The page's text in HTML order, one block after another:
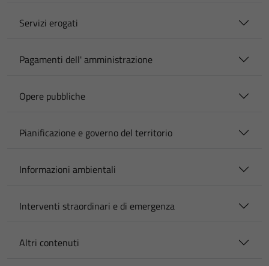
Servizi erogati
Pagamenti dell' amministrazione
Opere pubbliche
Pianificazione e governo del territorio
Informazioni ambientali
Interventi straordinari e di emergenza
Altri contenuti